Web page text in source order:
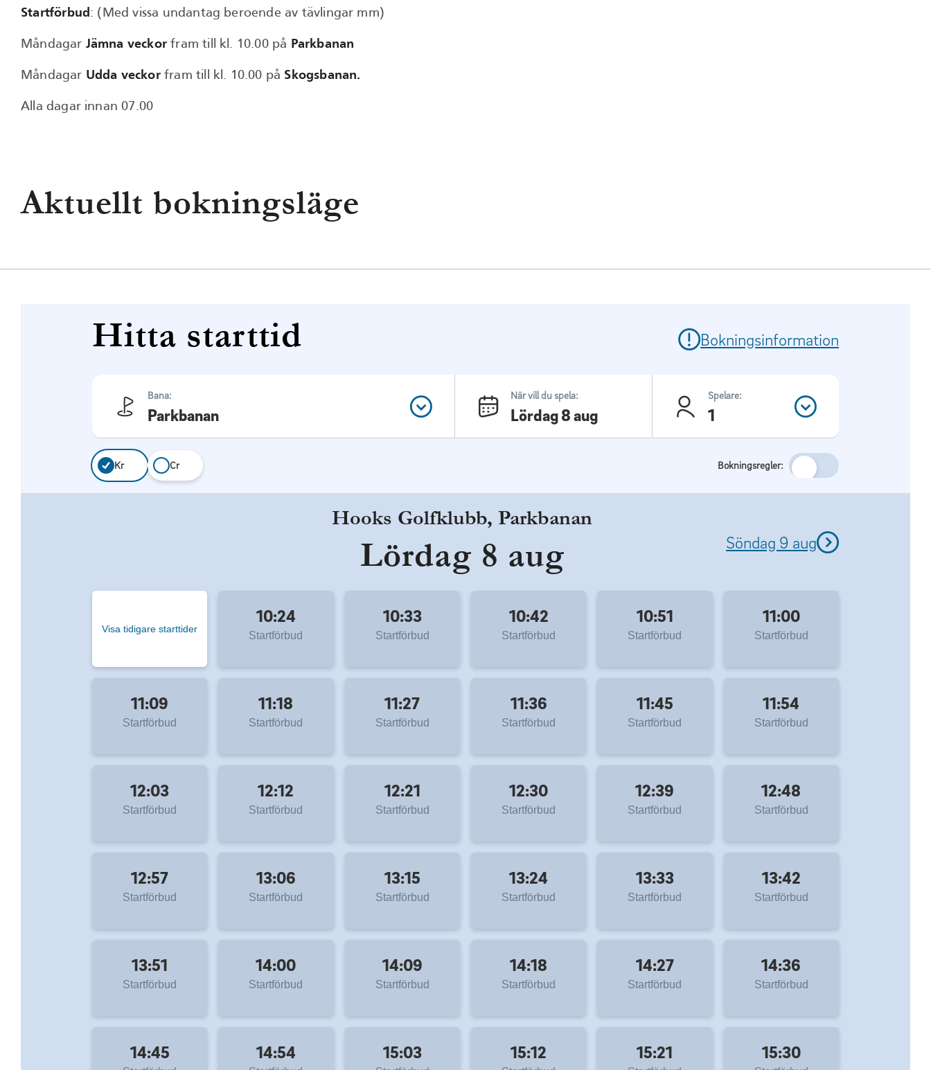
Startförbud : (Med vissa undantag beroende av tävlingar mm)
Måndagar Jämna veckor fram till kl. 10.00 på Parkbanan
Måndagar Udda veckorfram till kl. 10.00 på Skogsbanan.
Alla dagar innan 07.00
Aktuellt bokningsläge
Hitta starttid Bokningsinformation
Bana:
Parkbanan
När vill du spela:
Lördag 8 aug
Spelare:
1
Kr Cr Bokningsregler:
Hooks Golfklubb, Parkbanan
Lördag 8 aug Söndag 9 aug
Visa tidigare starttider
10:24
Startförbud
10:33
Startförbud
10:42
Startförbud
10:51
Startförbud
11:00
Startförbud
11:09
Startförbud
11:18
Startförbud
11:27
Startförbud
11:36
Startförbud
11:45
Startförbud
11:54
Startförbud
12:03
Startförbud
12:12
Startförbud
12:21
Startförbud
12:30
Startförbud
12:39
Startförbud
12:48
Startförbud
12:57
Startförbud
13:06
Startförbud
13:15
Startförbud
13:24
Startförbud
13:33
Startförbud
13:42
Startförbud
13:51
Startförbud
14:00
Startförbud
14:09
Startförbud
14:18
Startförbud
14:27
Startförbud
14:36
Startförbud
14:45 14:54 15:03 15:12 15:21 15:30